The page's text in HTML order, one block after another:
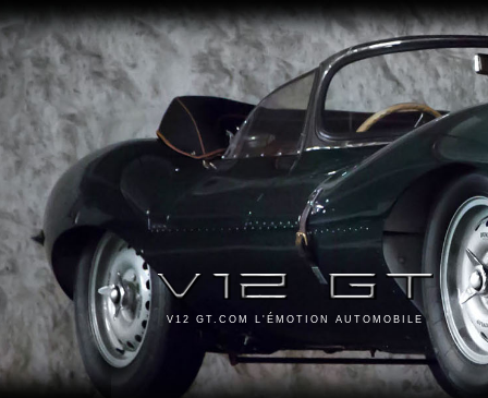
V12 GT.COM L'ÉMOTION AUTOMOBILE